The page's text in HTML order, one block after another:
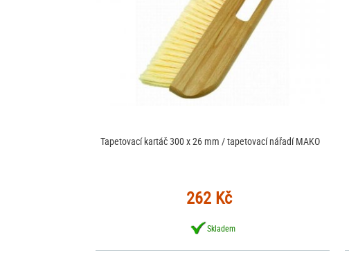
Tapetovací kartáč 300 x 26 mm / tapetovací nářadí MAKO
262 Kč
Skladem